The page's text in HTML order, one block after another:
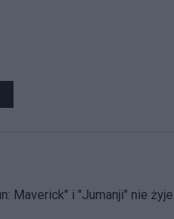
Maverick" i "Jumanji" nie